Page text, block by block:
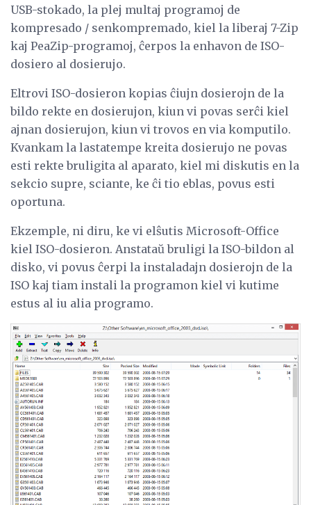
USB-stokado, la plej multaj programoj de
kompresado / senkompremado, kiel la liberaj 7-Zip
kaj PeaZip-programoj, ĉerpos la enhavon de ISO-
dosiero al dosierujo.
Eltrovi ISO-dosieron kopias ĉiujn dosierojn de la
bildo rekte en dosierujon, kiun vi povas serĉi kiel
ajnan dosierujon, kiun vi trovos en via komputilo.
Kvankam la lastatempe kreita dosierujo ne povas
esti rekte bruligita al aparato, kiel mi diskutis en la
sekcio supre, sciante, ke ĉi tio eblas, povus esti
oportuna.
Ekzemple, ni diru, ke vi elŝutis Microsoft-Office
kiel ISO-dosieron. Anstataŭ bruligi la ISO-bildon al
disko, vi povus ĉerpi la instaladajn dosierojn de la
ISO kaj tiam instali la programon kiel vi kutime
estus al iu alia programo.